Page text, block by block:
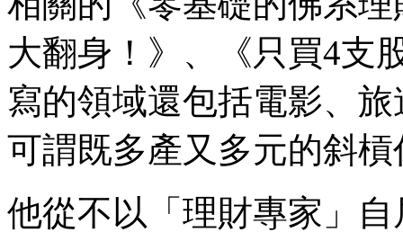
大翻身！》、《只買4支
寫的領域還包括電影、
可謂既多產又多元的斜槓
他從不以「理財專家」